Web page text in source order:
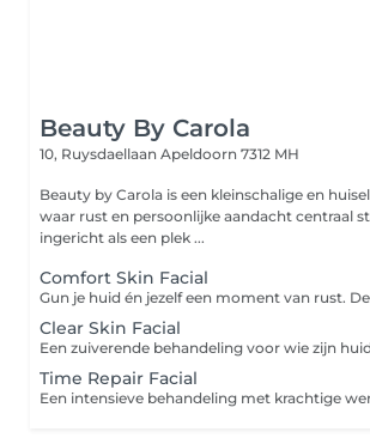
Beauty By Carola
10, Ruysdaellaan Apeldoorn 7312 MH
Beauty by Carola is een kleinschalige en
waar rust en persoonlijke aandacht centraal
ingericht als een plek ...
Comfort Skin Facial
Clear Skin Facial
Time Repair Facial